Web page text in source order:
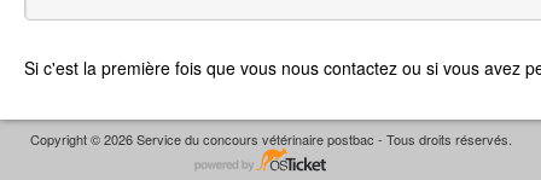
Si c'est la première fois que vous nous contactez ou si vous avez
Copyright © 2026 Service du concours vétérinaire postbac - Tous droits réservés.